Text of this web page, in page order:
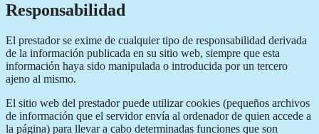
Responsabilidad
El prestador se exime de cualquier tipo de responsabilidad derivada
de la información publicada en su sitio web, siempre que esta
información haya sido manipulada o introducida por un tercero
ajeno al mismo.
El sitio web del prestador puede utilizar cookies (pequeños archivos
de información que el servidor envía al ordenador de quien accede a
la página) para llevar a cabo determinadas funciones que son